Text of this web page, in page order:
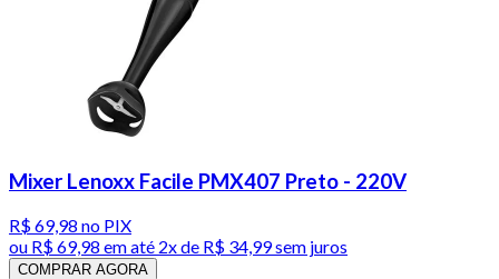
Mixer Lenoxx Facile PMX407 Preto - 220V
R$ 69,98 no PIX
ou R$ 69,98 em até 2x de R$ 34,99 sem juros
COMPRAR AGORA